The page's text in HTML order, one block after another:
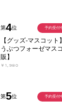
第4位
【グッズ-マスコッ
うぶつフォーゼマス
販】
￥1,980
予約受付
第5位 予約受付